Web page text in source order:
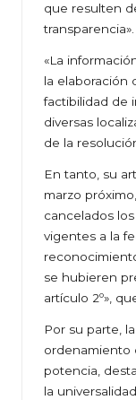
que resulten
transparencia».
«La
la elaboración
factibilidad de
diversas
de la
En tanto, su
marzo
cancelados
vigentes a la
se hubieren
artículo 2º»,
Por su parte,
ordenamiento
potencia,
la